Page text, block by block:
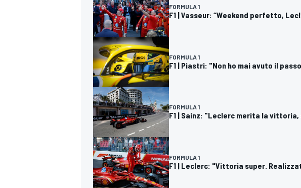
ENDURANCE/GT FORMULA 1
F1 | Vasseur: “Weekend perfetto,
FORMULA 1
F1 | Piastri: "Non ho mai avuto il
FORMULA 1
F1 | Sainz: "Leclerc merita la
FORMULA 1
F1 | Leclerc: "Vittoria super.